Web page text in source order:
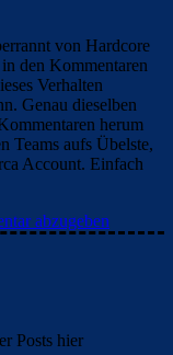
von Hardcore
den Kommentaren
Verhalten
Genau dieselben
herum
Teams aufs Übelste,
Account. Einfach
abzugeben
Posts hier